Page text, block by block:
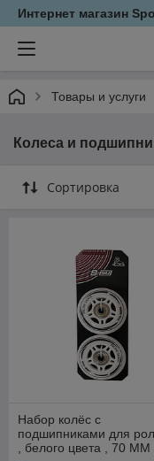
Интернет магазин
Товары и услуги
Колеса и
Сортировка
Набор колёс с
подшипниками для
, белого цвета , 70 ММ